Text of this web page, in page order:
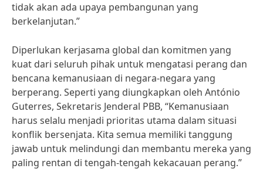
tidak akan ada upaya pembangunan yang
berkelanjutan.”
Diperlukan kerjasama global dan komitmen yang
kuat dari seluruh pihak untuk mengatasi perang dan
bencana kemanusiaan di negara-negara yang
berperang. Seperti yang diungkapkan oleh António
Guterres, Sekretaris Jenderal PBB, “Kemanusiaan
harus selalu menjadi prioritas utama dalam situasi
konflik bersenjata. Kita semua memiliki tanggung
jawab untuk melindungi dan membantu mereka yang
paling rentan di tengah-tengah kekacauan perang.”